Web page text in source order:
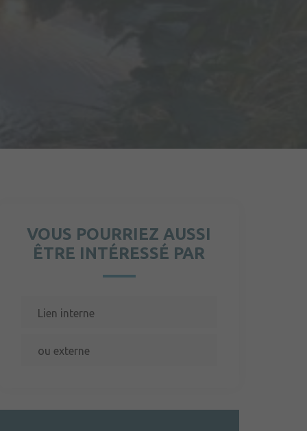
VOUS POURRIEZ AUSSI
ÊTRE INTÉRESSÉ PAR
Lien interne
ou externe